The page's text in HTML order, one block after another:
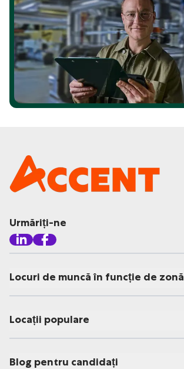
Urmăriți-ne
Locuri de muncă în funcție de zonă
Locații populare
Blog pentru candidați